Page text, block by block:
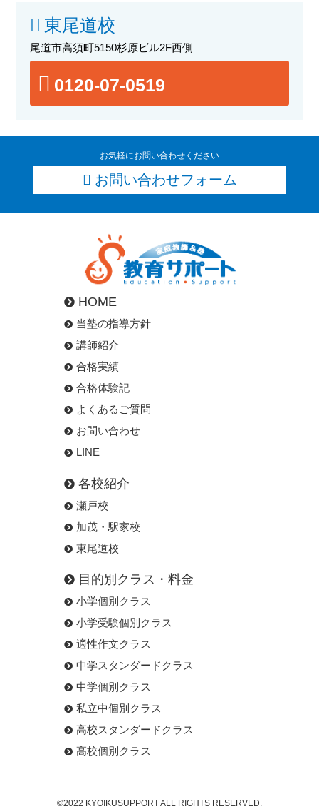
東尾道校
尾道市高須町5150杉原ビル2F西側
0120-07-0519
お気軽にお問い合わせください
お問い合わせフォーム
HOME
当塾の指導方針
講師紹介
合格実績
合格体験記
よくあるご質問
お問い合わせ
LINE
各校紹介
瀬戸校
加茂・駅家校
東尾道校
目的別クラス・料金
小学個別クラス
小学受験個別クラス
適性作文クラス
中学スタンダードクラス
中学個別クラス
私立中個別クラス
高校スタンダードクラス
高校個別クラス
©2022 KYOIKUSUPPORT ALL RIGHTS RESERVED.